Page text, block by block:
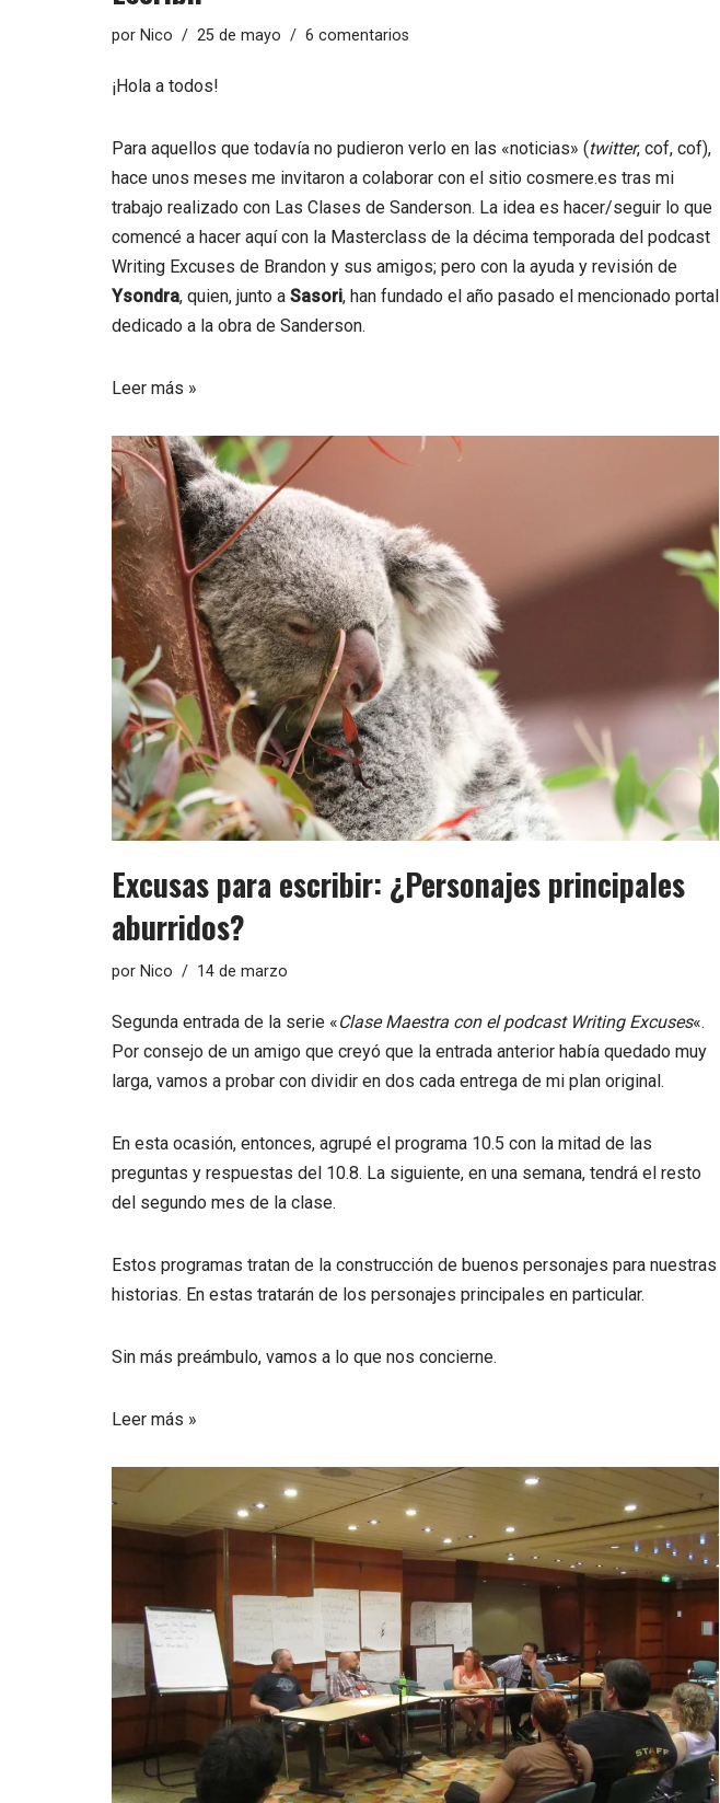
por Nico 25 de mayo 6 comentarios
¡Hola a todos!
Para aquellos que todavía no pudieron verlo en las «noticias» (twitter, cof, cof),
hace unos meses me invitaron a colaborar con el sitio cosmere.es tras mi
trabajo realizado con Las Clases de Sanderson. La idea es hacer/seguir lo que
comencé a hacer aquí con la Masterclass de la décima temporada del podcast
Writing Excuses de Brandon y sus amigos; pero con la ayuda y revisión de
Ysondra, quien, junto a Sasori, han fundado el año pasado el mencionado portal
dedicado a la obra de Sanderson.
Leer más »
Excusas para escribir: ¿Personajes principales
aburridos?
por Nico 14 de marzo
Segunda entrada de la serie «Clase Maestra con el podcast Writing Excuses«.
Por consejo de un amigo que creyó que la entrada anterior había quedado muy
larga, vamos a probar con dividir en dos cada entrega de mi plan original.
En esta ocasión, entonces, agrupé el programa 10.5 con la mitad de las
preguntas y respuestas del 10.8. La siguiente, en una semana, tendrá el resto
del segundo mes de la clase.
Estos programas tratan de la construcción de buenos personajes para nuestras
historias. En estas tratarán de los personajes principales en particular.
Sin más preámbulo, vamos a lo que nos concierne.
Leer más »